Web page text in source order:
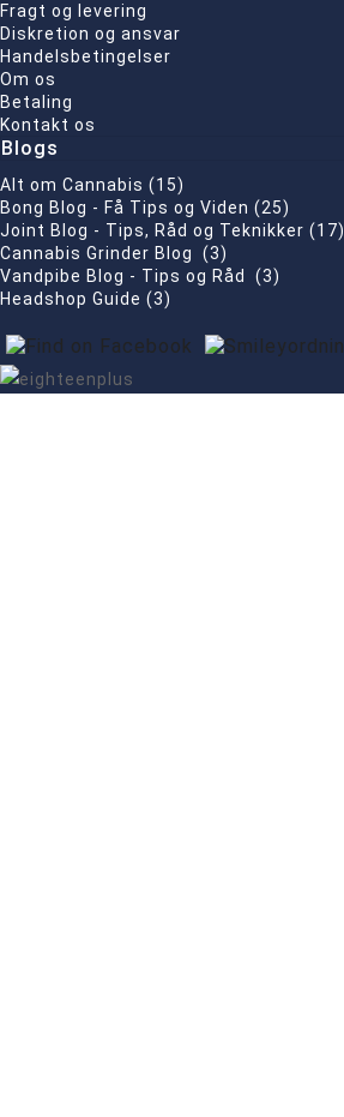
Fragt og levering
Diskretion og ansvar
Handelsbetingelser
Om os
Betaling
Kontakt os
Blogs
Alt om Cannabis (15)
Bong Blog - Få Tips og Viden (25)
Joint Blog - Tips, Råd og Teknikker (17)
Cannabis Grinder Blog (3)
Vandpibe Blog - Tips og Råd (3)
Headshop Guide (3)